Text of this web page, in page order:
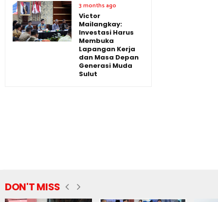
3 months ago
Victor
Mailangkay:
Investasi Harus
Membuka
Lapangan Kerja
dan Masa Depan
Generasi Muda
Sulut
DON'T MISS